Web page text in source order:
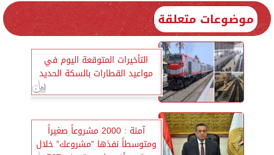
موضوعات متعلقة
التأخيرات المتوقعة اليوم في
مواعيد القطارات بالسكة الحديد
آمنة : 2000 مشروعاً صغيراً
ومتوسطاً نفذها ”مشروعك” خلال